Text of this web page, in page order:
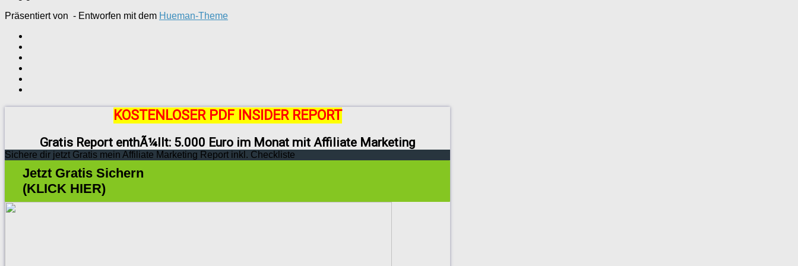
Präsentiert von - Entworfen mit dem Hueman-Theme
KOSTENLOSER PDF INSIDER REPORT
Gratis Report enthÃ¼llt: 5.000 Euro im Monat mit Affiliate Marketing
Sichere dir jetzt Gratis mein Affiliate Marketing Report inkl. Checkliste
Jetzt Gratis Sichern
(KLICK HIER)